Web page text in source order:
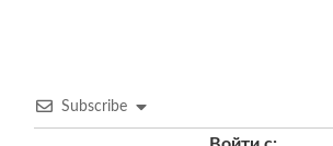
Subscribe